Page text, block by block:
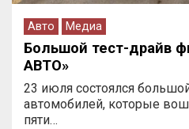
Авто Медиа
Большой тест-драйв
АВТО»
23 июля состоялся
автомобилей, которые
пяти…